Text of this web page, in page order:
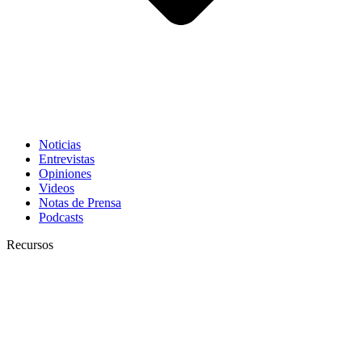
Noticias
Entrevistas
Opiniones
Videos
Notas de Prensa
Podcasts
Recursos